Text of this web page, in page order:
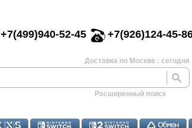
+7(499)940-52-45 +7(926)124-45-
Доставка по Москве : сегодня
Расширенный поиск